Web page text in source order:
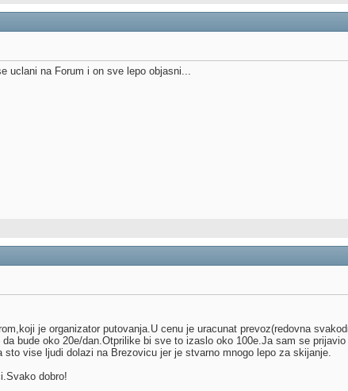
uclani na Forum i on sve lepo objasni...
je organizator putovanja.U cenu je uracunat prevoz(redovna
bude oko 20e/dan.Otprilike bi sve to izaslo oko 100e.Ja sam se
sto vise ljudi dolazi na Brezovicu jer je stvarno mnogo lepo za skijanje.
dobro!